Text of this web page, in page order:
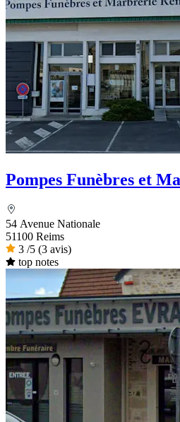
Pompes Funèbres et
54 Avenue Nationale
51100 Reims
3 /5 (3 avis)
top notes